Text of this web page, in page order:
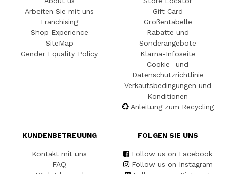
Arbeiten Sie mit uns
Franchising
Shop Experience
SiteMap
Gender Equality Policy
Gift Card
Größentabelle
Rabatte und
Sonderangebote
Klarna-Infoseite
Cookie- und
Datenschutzrichtlinie
Verkaufsbedingungen und
Konditionen
Anleitung zum Recycling
KUNDENBETREUUNG
Kontakt mit uns
FAQ
FOLGEN SIE UNS
Follow us on Facebook
Follow us on Instagram